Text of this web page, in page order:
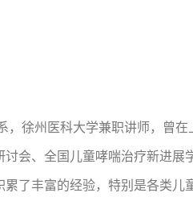
徐州医科大学兼职讲师，曾
会、全国儿童哮喘治疗新进展
了丰富的经验，特别是各类儿